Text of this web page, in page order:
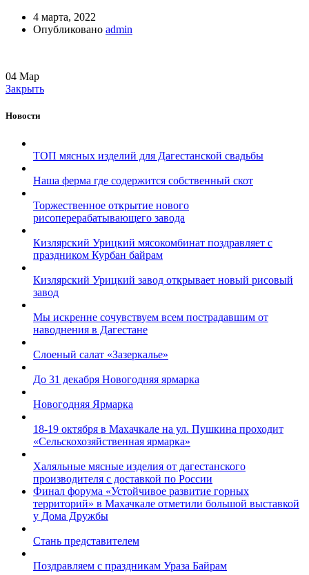
4 марта, 2022
Опубликовано admin
04 Мар
Закрыть
Новости
ТОП мясных изделий для Дагестанской свадьбы
Наша ферма где содержится собственный скот
Торжественное открытие нового
рисоперерабатывающего завода
Кизлярский Урицкий мясокомбинат поздравляет с
праздником Курбан байрам
Кизлярский Урицкий завод открывает новый рисовый
завод
Мы искренне сочувствуем всем пострадавшим от
наводнения в Дагестане
Слоеный салат «Зазеркалье»
До 31 декабря Новогодняя ярмарка
Новогодняя Ярмарка
18-19 октября в Махачкале на ул. Пушкина проходит
«Сельскохозяйственная ярмарка»
Халяльные мясные изделия от дагестанского
производителя с доставкой по России
Финал форума «Устойчивое развитие горных
территорий» в Махачкале отметили большой выставкой
у Дома Дружбы
Стань представителем
Поздравляем с праздникам Ураза Байрам